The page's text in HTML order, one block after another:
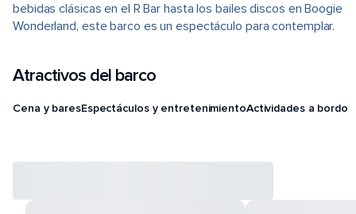
bebidas clásicas en el R Bar hasta los bailes discos en Boogie
Wonderland, este barco es un espectáculo para contemplar.
Atractivos del barco
Cena y baresEspectáculos y entretenimientoActividades a bordo